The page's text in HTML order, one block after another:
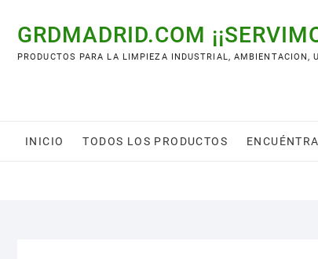
GRDMADRID.COM
PRODUCTOS PARA LA LIMPIEZA INDUSTRIAL,
INICIO TODOS LOS PRODUCTOS